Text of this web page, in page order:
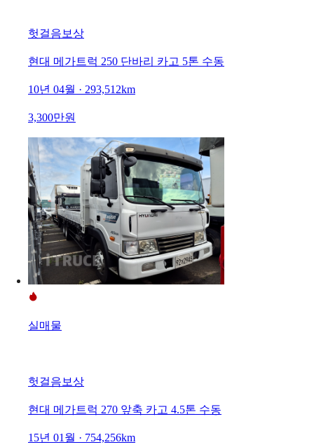
헛걸음보상
현대 메가트럭 250 단바리 카고 5톤 수동
10년 04월 · 293,512km
3,300만원
실매물
헛걸음보상
현대 메가트럭 270 앞축 카고 4.5톤 수동
15년 01월 · 754,256km